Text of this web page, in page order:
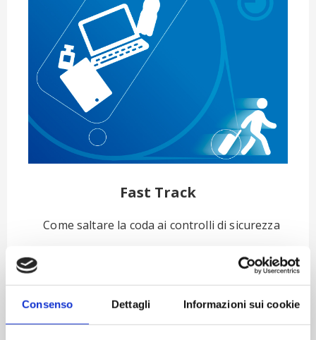
Consenso Dettagli Informazioni sui cookie
Fast Track
Come saltare la coda ai controlli di sicurezza